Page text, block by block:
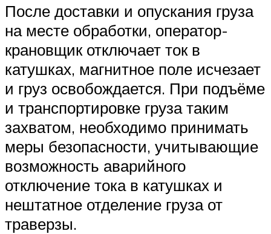
После доставки и опускания груза
на месте обработки, оператор-
крановщик отключает ток в
катушках, магнитное поле исчезает
и груз освобождается. При подъёме
и транспортировке груза таким
захватом, необходимо принимать
меры безопасности, учитывающие
возможность аварийного
отключение тока в катушках и
нештатное отделение груза от
траверзы.